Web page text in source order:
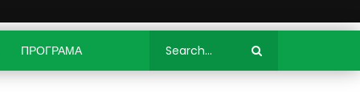
ПРОГРАМА